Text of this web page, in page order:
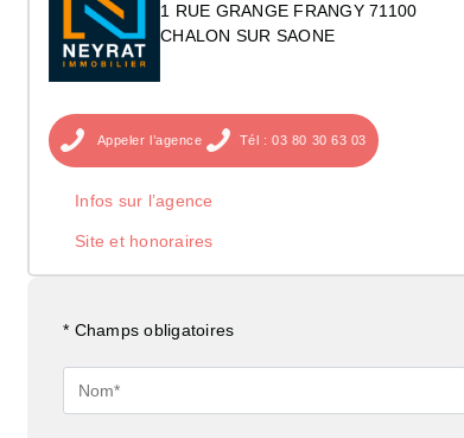
1 RUE GRANGE FRANGY 71100
CHALON SUR SAONE
Appeler l’agence Tél : 03 80 30 63 03
Infos sur l’agence
Site et honoraires
* Champs obligatoires
Nom*